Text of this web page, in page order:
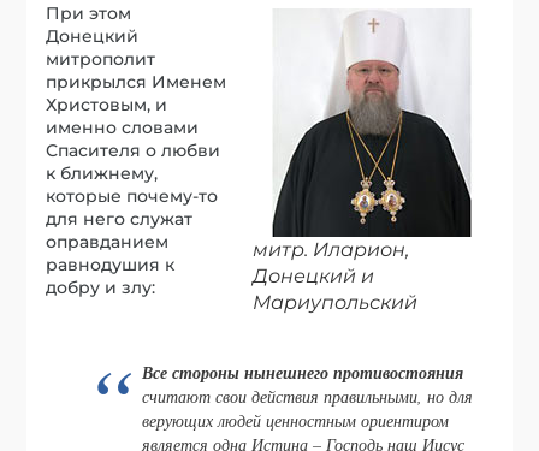
митр. Иларион,
Донецкий и
Мариупольский
При этом
Донецкий
митрополит
прикрылся Именем
Христовым, и
именно словами
Спасителя о любви
к ближнему,
которые почему-то
для него служат
оправданием
равнодушия к
добру и злу:
Все стороны нынешнего противостояния
считают свои действия правильными, но для
верующих людей ценностным ориентиром
является одна Истина – Господь наш Иисус